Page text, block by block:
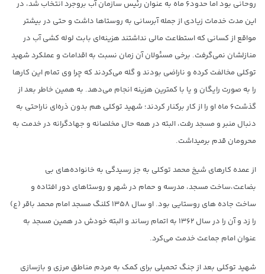
روحانی بود اما حدود۶ ماه به عنوان رئیس سازمان آب بروجرد انتخاب شد، در
این مدت خدمات زیادی از جمله آبرسانی به روستاها داشت و حتی در بیشتر
مواقع از کسانی که استطاعت مالی نداشتند هزینه‌ای بابت لوله کشی آب در
منازلشان نمی‌گرفت. برخی مسئولان آن زمان نسبت به اقدامات و عملکرد شهید
توکلی مخالفت کرده و ناراضی بودند و گله می‌کردند که چرا وی تمام این کارها
را به صورت رایگان و یا با کمترین هزینه انجام می‌دهد. به همین خاطر بعد از
گذشت۶ ماه او را از کار برکنار کردند؛ شهید توکلی هم بدون ذره‌ای ناراحتی به
دنبال منبر و مسجد رفت، البته در همه حال مخلصانه و جهادگرانه در خدمت به
محرومان قدم برمیداشت.
از عمده کارهای شیخ محمد توکلی به جز رسیدگی به خانواده‌های بی
بضاعت،ساخت مسجد، مدرسه و حمام در شهر و روستاهای دور افتاده و
ساخت جاده های روستایی بود. او سال ۱۳۵۸ کلنگ مسجد امام محمد باقر (ع)
را زد و آن را در سال ۱۳۶۲ به اتمام رساند و البته خودش در همین مسجد به
عنوان امام جماعت خدمت می‌کرد.
شهید توکلی بعد از جنگ تحمیلی برای کمک به مردم مناطق مرزی و بازسازی